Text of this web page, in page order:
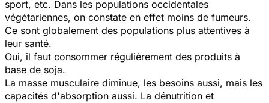
sport, etc. Dans les populations occidentales
végétariennes, on constate en effet moins de fumeurs.
Ce sont globalement des populations plus attentives à
leur santé.
Oui, il faut consommer régulièrement des produits à
base de soja.
La masse musculaire diminue, les besoins aussi, mais les
capacités d'absorption aussi. La dénutrition et